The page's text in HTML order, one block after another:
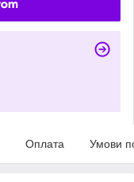
Оплата Умови